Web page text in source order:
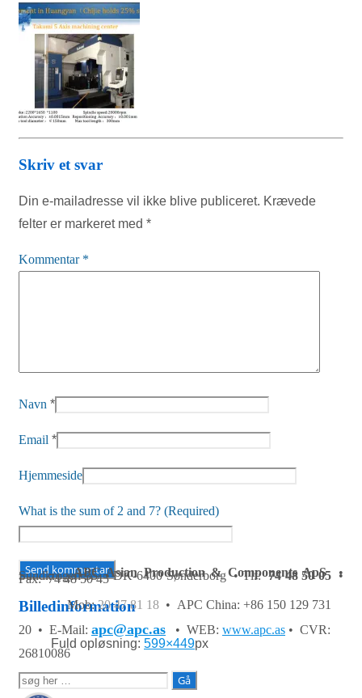
Skriv et svar
Din e-mailadresse vil ikke blive publiceret. Krævede
felter er markeret med *
Kommentar *
Navn *
Email *
Hjemmeside
What is the sum of 2 and 7? (Required)
Billedinformation
Fuld opløsning: 599×449px
APC Asian Production & Components ApS•
Sundkrogen 35 • DK-6400 Sønderborg • Tlf:74 48 50 05•
Fax: 74 48 50 45
Mob:20 47 81 18 • APC China: +86 150 129 731
20 • E-Mail: apc@apc.as • WEB: www.apc.as • CVR:
26810086
Søg